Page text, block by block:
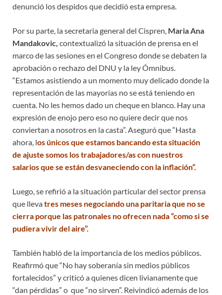
denunció los despidos que decidió esta empresa.
Por su parte, la secretaria general del Cispren, Maria Ana
Mandakovic, contextualizó la situación de prensa en el
marco de las sesiones en el Congreso donde se debaten la
aprobación o rechazo del DNU y la ley Ómnibus.
“Estamos asistiendo a un momento muy delicado donde la
representación de las mayorías no se está teniendo en
cuenta. No les hemos dado un cheque en blanco. Hay una
expresión de enojo pero eso no quiere decir que nos
conviertan a nosotros en la casta”. Aseguró que “Hasta
ahora, los únicos que estamos bancando esta situación
de ajuste somos los trabajadores/as con nuestros
salarios que se están desvaneciendo con la inflación”.
Luego, se refirió a la situación particular del sector prensa
que llevatres meses negociando una paritaria que no se
cierra porque las patronales no ofrecen nada “como si se
pudiera vivir del aire”.
También habló de la importancia de los medios públicos.
Reafirmó que “No hay soberanía sin medios públicos
fortalecidos” y criticó a quienes dicen livianamente que
“dan pérdidas” o que “no sirven”. Reivindicó además de los